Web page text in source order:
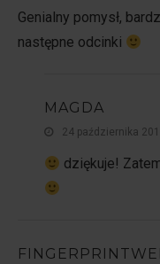
Genialny pomysł,
następne odcinki
MAGDA
24 października
dziękuje!